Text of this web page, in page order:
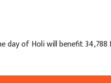
day of Holi will benefit